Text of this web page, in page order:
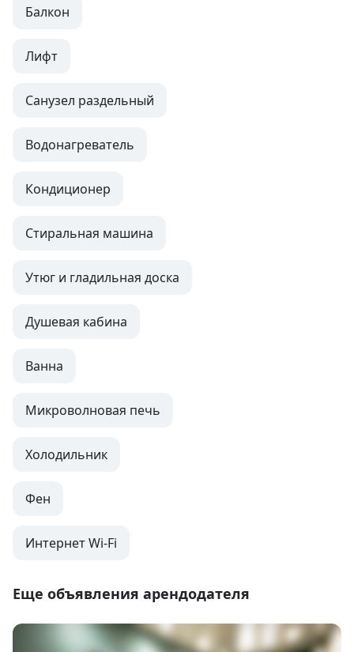
Балкон
Лифт
Санузел раздельный
Водонагреватель
Кондиционер
Стиральная машина
Утюг и гладильная доска
Душевая кабина
Ванна
Микроволновая печь
Холодильник
Фен
Интернет Wi-Fi
Еще объявления арендодателя